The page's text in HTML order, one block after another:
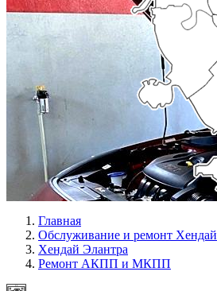
Главная
Обслуживание и ремонт Хендай
Хендай Элантра
Ремонт АКПП и МКПП